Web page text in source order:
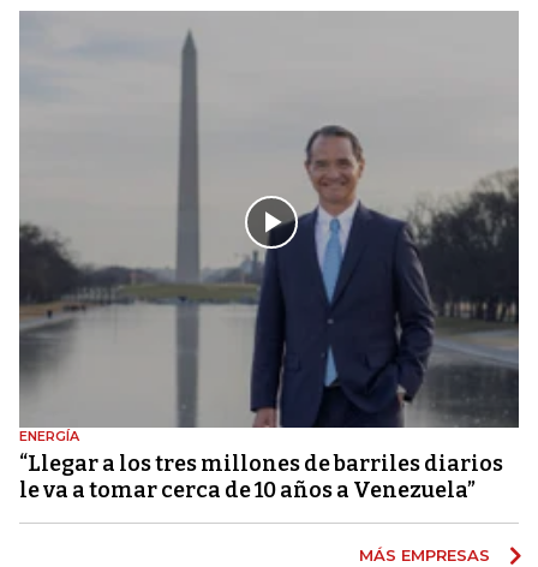
ENERGÍA
“Llegar a los tres millones de barriles diarios
le va a tomar cerca de 10 años a Venezuela”
MÁS EMPRESAS